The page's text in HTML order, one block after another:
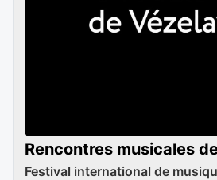
Rencontres musicales
Festival international de